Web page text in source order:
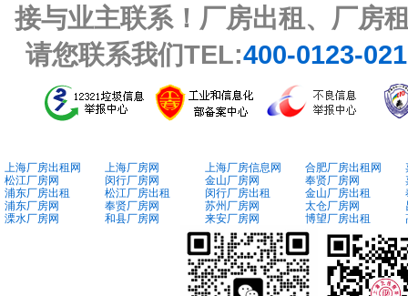
接与业主联系！厂房出租、厂房
请您联系我们TEL:400-0123-
上海厂房出租网 上海厂房网 上海厂房信息网 合肥厂房出租网
松江厂房网
闵行厂房网 金山厂房网 奉贤厂房网
浦东厂房出租
松江厂房出租 闵行厂房出租 金山厂房出租
浦东厂房网
奉贤厂房网 苏州厂房网 太仓厂房网
溧水厂房网
和县厂房网 来安厂房网 博望厂房出租